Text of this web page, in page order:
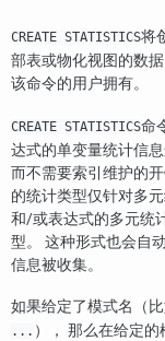
CREATE STATISTICS将
部表或物化视图的数
该命令的用户拥有。
CREATE STATISTICS命
达式的单变量统计信
而不需要索引维护的
的统计类型仅针对多
和/或表达式的多元统
型。 这种形式也会自
信息被收集。
如果给定了模式名（比
... ）， 那么在给定